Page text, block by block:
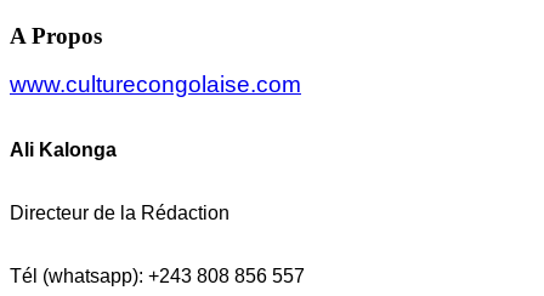
A Propos
www.culturecongolaise.com
Ali Kalonga
Directeur de la Rédaction
Tél (whatsapp): +243 808 856 557